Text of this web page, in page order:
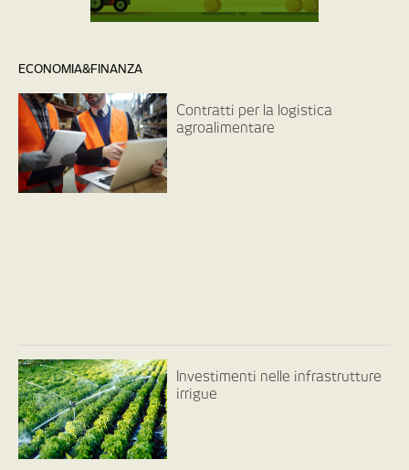
ECONOMIA&FINANZA
Contratti per la logistica
agroalimentare
Investimenti nelle infrastrutture
irrigue